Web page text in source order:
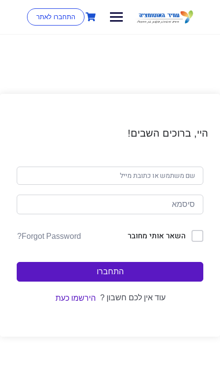
התחברו לאתר
היי, ברוכים השבים!
השאר אותי מחובר Forgot Password?
התחברו
עוד אין לכם חשבון ? הירשמו כעת